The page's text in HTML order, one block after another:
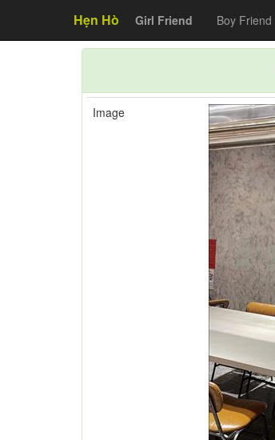
Hẹn Hò Girl Friend Boy Friend
Image